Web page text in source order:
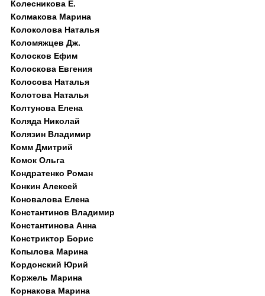
Колесникова Е.
Колмакова Марина
Колоколова Наталья
Коломяжцев Дж.
Колосков Ефим
Колоскова Евгения
Колосова Наталья
Колотова Наталья
Колтунова Елена
Коляда Николай
Колязин Владимир
Комм Дмитрий
Комок Ольга
Кондратенко Роман
Конкин Алексей
Коновалова Елена
Константинов Владимир
Константинова Анна
Констриктор Борис
Копылова Марина
Кордонский Юрий
Коржель Марина
Корнакова Марина